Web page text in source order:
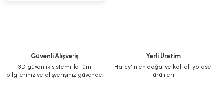
Güvenli Alışveriş
3D güvenlik sistemi ile tüm
bilgileriniz ve alışverişiniz güvende.
Yerli Üretim
Hatay'ın en doğal ve kaliteli yöresel
ürünleri